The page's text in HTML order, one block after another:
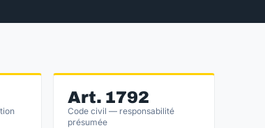
Art. 1792
Code civil — responsabilité
présumée